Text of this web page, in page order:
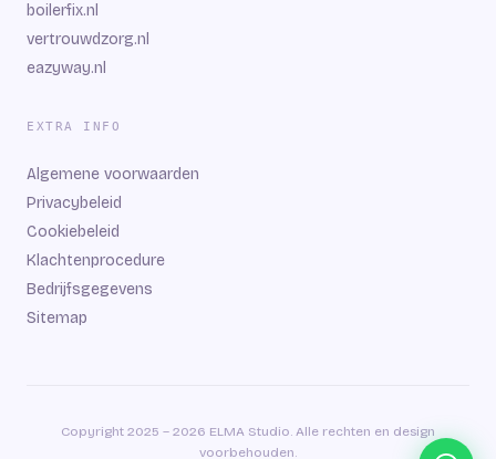
boilerfix.nl
vertrouwdzorg.nl
eazyway.nl
EXTRA INFO
Algemene voorwaarden
Privacybeleid
Cookiebeleid
Klachtenprocedure
Bedrijfsgegevens
Sitemap
Copyright 2025 – 2026 ELMA Studio. Alle rechten en design
voorbehouden.